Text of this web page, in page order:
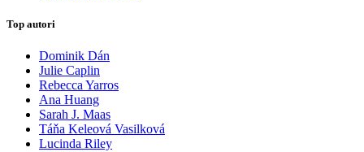
Top autori
Dominik Dán
Julie Caplin
Rebecca Yarros
Ana Huang
Sarah J. Maas
Táňa Keleová Vasilková
Lucinda Riley